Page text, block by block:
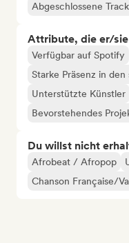
Abgeschlossene
Attribute, die er/
Verfügbar auf Spotify
Starke Präsenz in
Unterstützte Künstler
Bevorstehendes
Du willst nicht
Afrobeat / Afropop
Chanson Française/